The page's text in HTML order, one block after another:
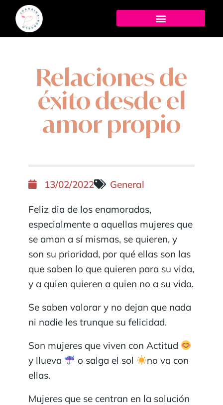
Relaciones de
éxito desde el
amor propio
13/02/2022 General
Feliz dia de los enamorados,
especialmente a aquellas mujeres que
se aman a sí mismas, se quieren, y
son su prioridad, por qué ellas son las
que saben lo que quieren para su vida,
y a quien quieren a quien no a su vida.
Se saben valorar y no dejan que nada
ni nadie les trunque su felicidad.
Son mujeres que viven con Actitud
y llueva
o salga el sol
no va con
ellas.
Mujeres que se centran en la solución